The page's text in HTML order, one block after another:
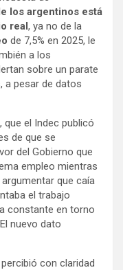
los argentinos está
real, ya no de la
de 7,5% en 2025, le
a los
sobre un parate
a pesar de datos
el Indec publicó
de que se
del Gobierno que
empleo mientras
que caía
el trabajo
constante en torno
nuevo dato
percibió con claridad